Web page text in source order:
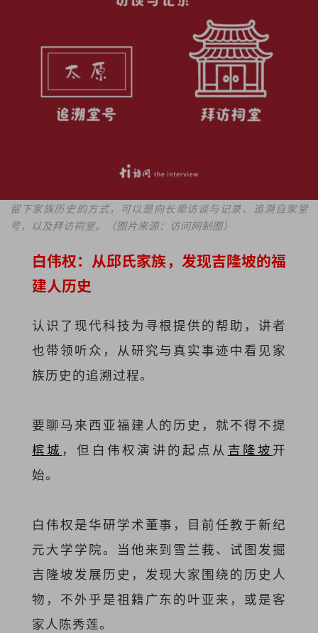
留下家族历史的方式，可以是向长辈访谈与记录、追溯自家堂
号，以及拜访祠堂。（图片来源：访问网制图）
白伟权：从邱氏家族，发现吉隆坡的福
建人历史
认识了现代科技为寻根提供的帮助，讲者
也带领听众，从研究与真实事迹中看见家
族历史的追溯过程。
要聊马来西亚福建人的历史，就不得不提
槟城 ，但白伟权演讲的起点从 吉隆坡 开
始。
白伟权是华研学术董事，目前任教于新纪
元大学学院。当他来到雪兰莪、试图发掘
吉隆坡发展历史，发现大家围绕的历史人
物，不外乎是祖籍广东的叶亚来，或是客
家人陈秀莲。